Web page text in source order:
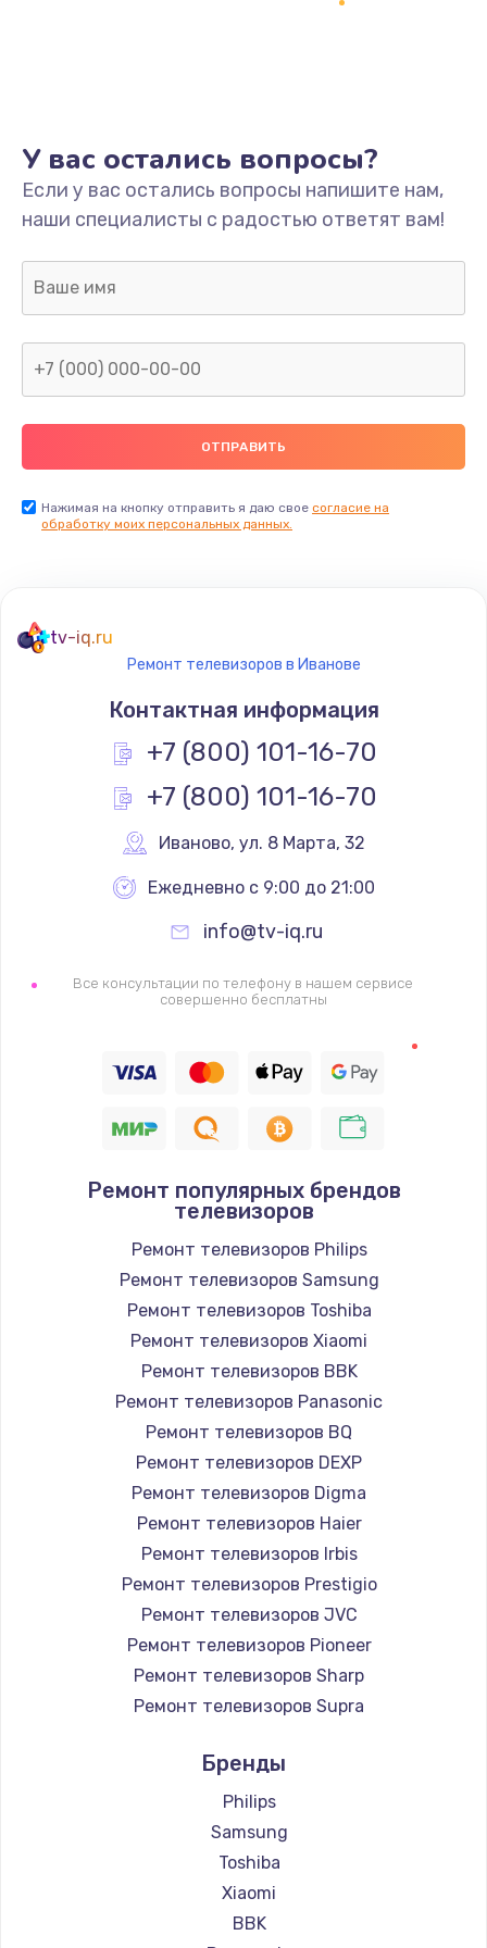
Не включается
1400 руб.
Заказать
Нет звука
800 руб.
Не видит флешку
400 руб.
Заказать
900 руб.
Заказать
900 руб.
Заказать
Не работает
1400 руб.
Восстановление цепи питания, пайка
Заказать
Программный ремонт/прошивка
Замена Bluetooth/Wi-Fi модуля
Заказать
Замена картридера
890 руб.
Заказать
Замена микросхемы NFC
1100 руб.
Заказать
Замена шим-контроллера
Заказать
Настройка Wi-Fi
1030 руб.
Заказать
У вас остались вопросы?
Если у вас остались вопросы напишите нам,
наши специалисты с радостью ответят вам!
Нажимая на кнопку отправить я даю свое согласие на
обработку моих персональных данных.
tv-iq.ru
Ремонт телевизоров в Иванове
Контактная информация
+7 (800) 101-16-70
+7 (800) 101-16-70
Иваново, ул. 8 Марта, 32
Ежедневно с 9:00 до 21:00
info@tv-iq.ru
Все консультации по телефону в нашем сервисе
совершенно бесплатны
Ремонт популярных брендов
телевизоров
Ремонт телевизоров Philips
Ремонт телевизоров Samsung
Ремонт телевизоров Toshiba
Ремонт телевизоров Xiaomi
Ремонт телевизоров BBK
Ремонт телевизоров Panasonic
Ремонт телевизоров BQ
Ремонт телевизоров DEXP
Ремонт телевизоров Digma
Ремонт телевизоров Haier
Ремонт телевизоров Irbis
Ремонт телевизоров Prestigio
Ремонт телевизоров JVC
Ремонт телевизоров Pioneer
Ремонт телевизоров Sharp
Ремонт телевизоров Supra
Ремонт телевизоров Hisense
Ремонт телевизоров Daewoo
Ремонт телевизоров Centek
Ремонт телевизоров Telefunken
Ремонт телевизоров Hyundai
Ремонт телевизоров Doffler
Бренды
Philips
Samsung
Toshiba
Xiaomi
BBK